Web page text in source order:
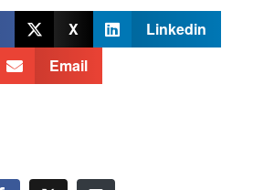
X
Linkedin
Email